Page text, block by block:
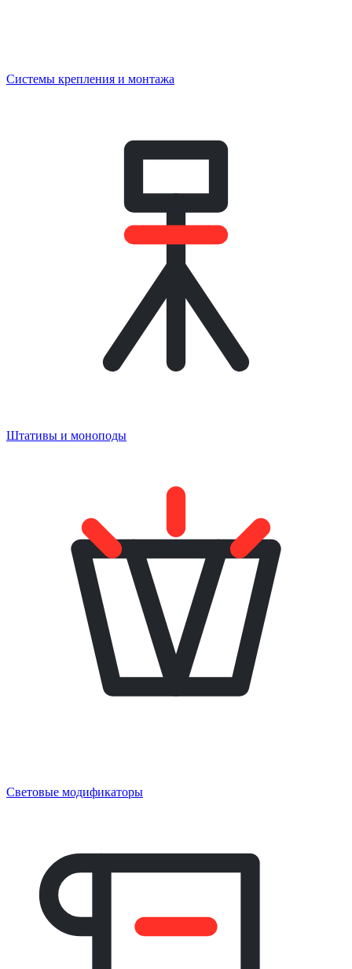
Системы крепления и монтажа
Штативы и моноподы
Световые модификаторы